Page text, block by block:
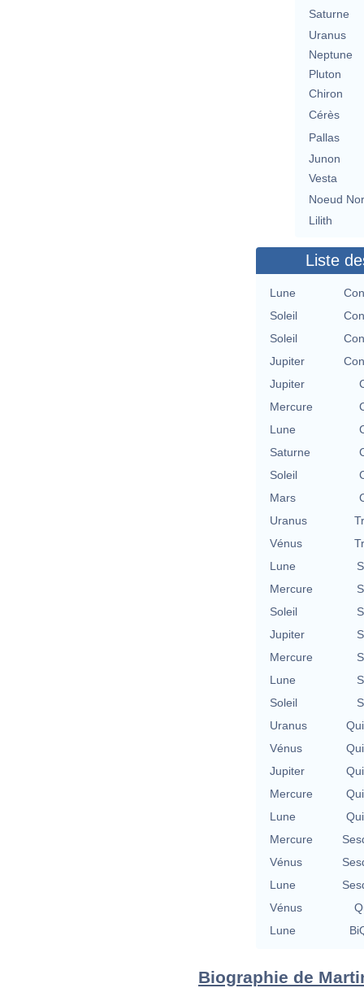
Saturne
Uranus
Neptune
Pluton
Chiron
Cérès
Pallas
Junon
Vesta
Noeud
Lilith
Liste
Lune
Soleil
Soleil
Jupiter
Jupiter
Mercure
Lune
Saturne
Soleil
Mars
Uranus
Vénus
Lune
Mercure
Soleil
Jupiter
Mercure
Lune
Soleil
Uranus
Vénus
Jupiter
Mercure
Lune
Mercure
Vénus
Lune
Vénus
Lune
Biographie de